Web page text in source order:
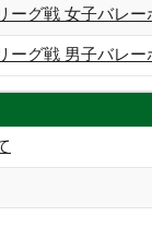
ーグ戦 女子バレ
ーグ戦 男子バレ